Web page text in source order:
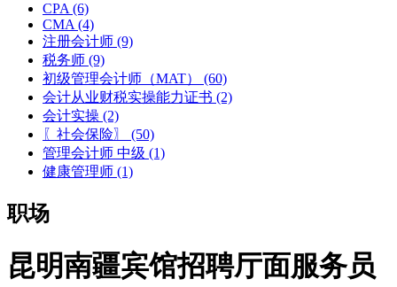
CPA (6)
CMA (4)
注册会计师 (9)
税务师 (9)
初级管理会计师（MAT）
(60)
会计从业财税实操能力证书 (2)
会计实操 (2)
〖社会保险〗
(50)
管理会计师 中级 (1)
健康管理师 (1)
职场
昆明南疆宾馆招聘厅面服务员